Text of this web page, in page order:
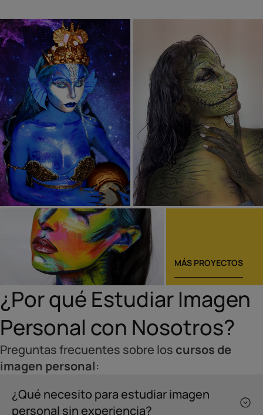
MÁS PROYECTOS
¿Por qué Estudiar Imagen
Personal con Nosotros?
Preguntas frecuentes sobre los cursos de
imagen personal:
¿Qué necesito para estudiar imagen
personal sin experiencia?